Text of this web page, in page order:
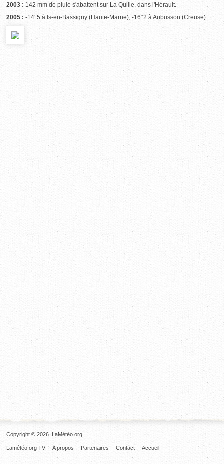
2003 : 142 mm de pluie s'abattent sur La Quille, dans l'Hérault.
2005 : -14°5 à Is-en-Bassigny (Haute-Marne), -16°2 à Aubusson (Creuse)...
Copyright © 2026. LaMétéo.org
Accueil
Contact
Partenaires
A propos
Lamétéo.org TV